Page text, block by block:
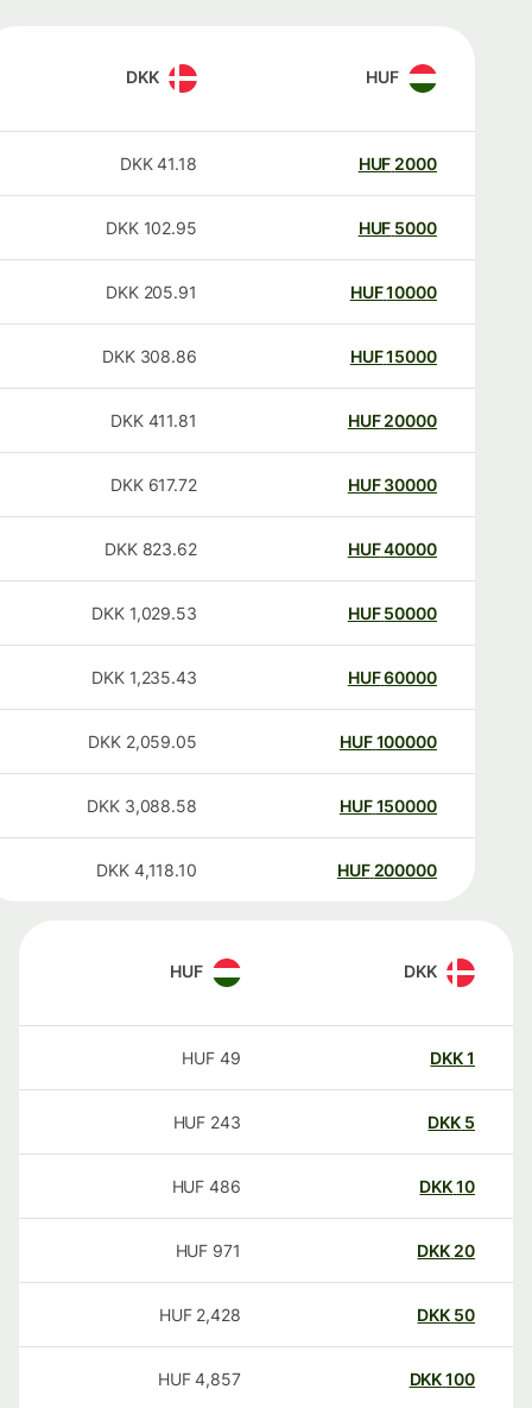
HUF
DKK
2000
HUF
41.18
DKK
5000
HUF
102.95
DKK
10000
HUF
205.91
DKK
15000
HUF
308.86
DKK
20000
HUF
411.81
DKK
30000
HUF
617.72
DKK
40000
HUF
823.62
DKK
50000
HUF
1,029.53
DKK
60000
HUF
1,235.43
DKK
100000
HUF
2,059.05
DKK
150000
HUF
3,088.58
DKK
200000
HUF
4,118.10
DKK
DKK
HUF
DKK
49
HUF
DKK
243
HUF
DKK
486
HUF
20
DKK
971
HUF
50
DKK
2,428
HUF
100
DKK
4,857
HUF